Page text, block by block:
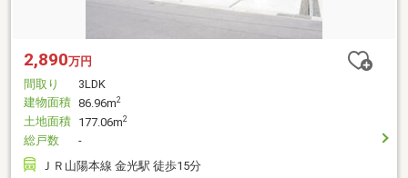
2,890万円
間取り
3LDK
建物面積 86.96m2
土地面積 177.06m2
総戸数
-
ＪＲ山陽本線 金光駅 徒歩15分